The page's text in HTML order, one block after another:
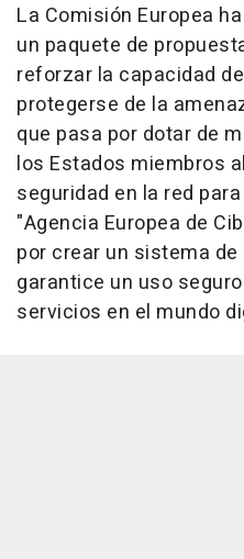
La Comisión Europea
un paquete de
reforzar la capacidad
protegerse de la
que pasa por dotar de
los Estados miembros
seguridad en la red
"Agencia Europea de
por crear un sistema
garantice un uso
servicios en el mundo